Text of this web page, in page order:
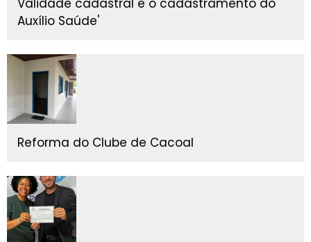
Auxílio Saúde'
Reforma do Clube de Cacoal